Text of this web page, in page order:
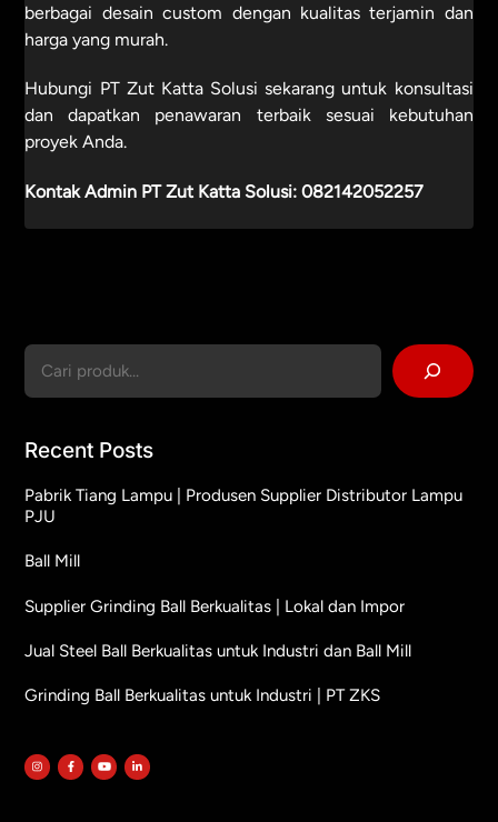
berbagai desain custom dengan kualitas terjamin dan
harga yang murah.
Hubungi PT Zut Katta Solusi sekarang untuk konsultasi
dan dapatkan penawaran terbaik sesuai kebutuhan
proyek Anda.
Kontak Admin PT Zut Katta Solusi:082142052257
Cari
Recent Posts
Pabrik Tiang Lampu | Produsen Supplier Distributor Lampu
PJU
Ball Mill
Supplier Grinding Ball Berkualitas | Lokal dan Impor
Jual Steel Ball Berkualitas untuk Industri dan Ball Mill
Grinding Ball Berkualitas untuk Industri | PT ZKS